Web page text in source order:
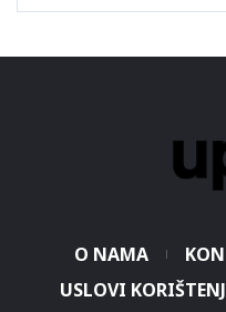
O NAMA
USLOVI